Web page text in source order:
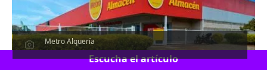
Metro Alquería
Escucha el artículo